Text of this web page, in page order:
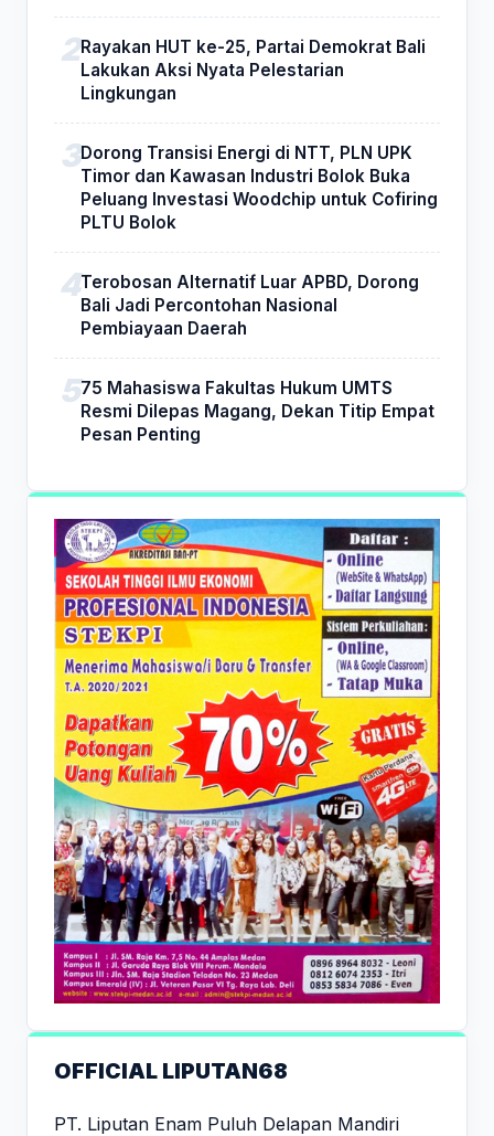
Rayakan HUT ke-25, Partai Demokrat Bali
Lakukan Aksi Nyata Pelestarian
Lingkungan
Dorong Transisi Energi di NTT, PLN UPK
Timor dan Kawasan Industri Bolok Buka
Peluang Investasi Woodchip untuk Cofiring
PLTU Bolok
Terobosan Alternatif Luar APBD, Dorong
Bali Jadi Percontohan Nasional
Pembiayaan Daerah
75 Mahasiswa Fakultas Hukum UMTS
Resmi Dilepas Magang, Dekan Titip Empat
Pesan Penting
OFFICIAL LIPUTAN68
PT. Liputan Enam Puluh Delapan Mandiri